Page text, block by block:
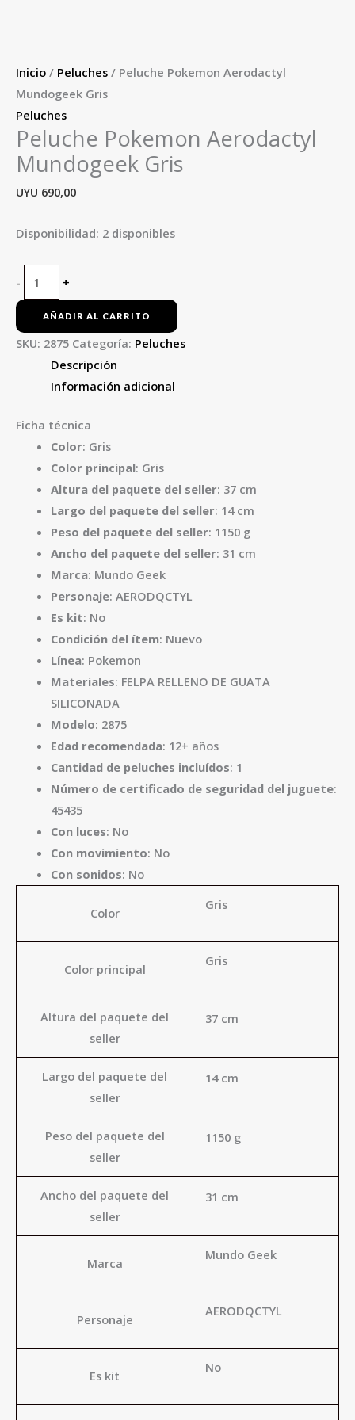
Inicio / Peluches / Peluche Pokemon Aerodactyl
Mundogeek Gris
Peluches
Peluche Pokemon Aerodactyl
Mundogeek Gris
UYU 690,00
Disponibilidad: 2 disponibles
- +
AÑADIR AL CARRITO
SKU: 2875 Categoría: Peluches
Descripción
Información adicional
Ficha técnica
Color: Gris
Color principal: Gris
Altura del paquete del seller: 37 cm
Largo del paquete del seller: 14 cm
Peso del paquete del seller: 1150 g
Ancho del paquete del seller: 31 cm
Marca: Mundo Geek
Personaje: AERODQCTYL
Es kit: No
Condición del ítem: Nuevo
Línea: Pokemon
Materiales: FELPA RELLENO DE GUATA
SILICONADA
Modelo: 2875
Edad recomendada: 12+ años
Cantidad de peluches incluídos: 1
Número de certificado de seguridad del juguete:
45435
Con luces: No
Con movimiento: No
Con sonidos: No
Color
Gris
Color principal
Gris
Altura del paquete del
seller
37 cm
Largo del paquete del
seller
14 cm
Peso del paquete del
seller
1150 g
Ancho del paquete del
seller
31 cm
Marca
Mundo Geek
Personaje
AERODQCTYL
Es kit
No